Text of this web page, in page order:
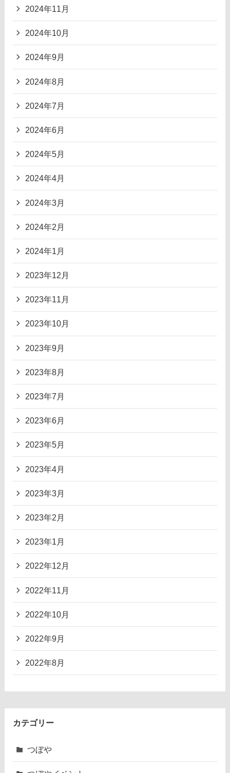
2024年11月
2024年10月
2024年9月
2024年8月
2024年7月
2024年6月
2024年5月
2024年4月
2024年3月
2024年2月
2024年1月
2023年12月
2023年11月
2023年10月
2023年9月
2023年8月
2023年7月
2023年6月
2023年5月
2023年4月
2023年3月
2023年2月
2023年1月
2022年12月
2022年11月
2022年10月
2022年9月
2022年8月
カテゴリー
つぼや